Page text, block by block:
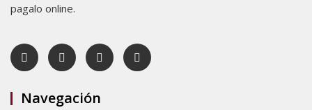
pagalo online.
Navegación